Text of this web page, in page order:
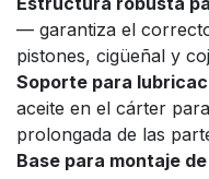
— garantiza el
pistones, cigüeñal y
Soporte para
aceite en el cárter
prolongada de las
Base para montaje